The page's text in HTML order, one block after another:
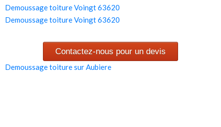
Demoussage toiture Voingt 63620
Demoussage toiture Voingt 63620
Contactez-nous pour un devis
Demoussage toiture sur Aubiere